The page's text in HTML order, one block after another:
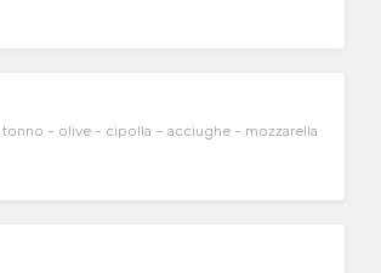
tonno - olive - cipolla – acciughe - mozzarella